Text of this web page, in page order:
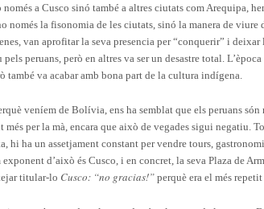
a Cusco sinó també a altres ciutats com Arequipa,
només la fisonomia de les ciutats, sinó la manera de viure
van aprofitar la seva presencia per “conquerir” i deixar
pels peruans, però en altres va ser un desastre total.
també va acabar amb bona part de la cultura indígena.
veníem de Bolívia, ens ha semblat que els peruans són
més per la mà, encara que això de vegades sigui negatiu.
hi ha un assetjament constant per vendre tours,
d’això és Cusco, i en concret, la seva Plaza de
titular-lo Cusco: “no gracias!” perquè era el més